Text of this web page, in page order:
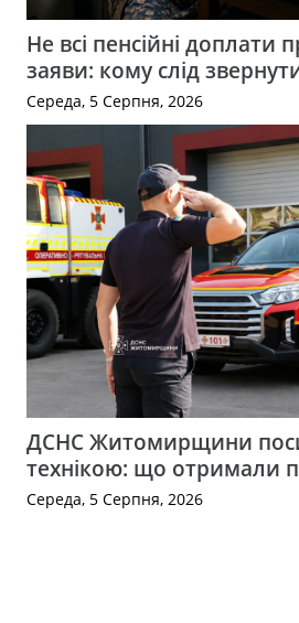
Не всі пенсійні доплати
заяви: кому слід
Середа, 5 Серпня, 2026
ДСНС Житомирщини
технікою: що отримали
Середа, 5 Серпня, 2026